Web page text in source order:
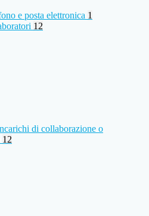
e posta elettronica 1
12
di collaborazione o
12